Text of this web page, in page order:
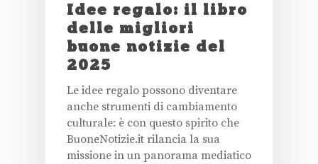
Idee regalo: il libro
delle migliori
buone notizie del
2025
Le idee regalo possono diventare
anche strumenti di cambiamento
culturale: è con questo spirito che
BuoneNotizie.it rilancia la sua
missione in un panorama mediatico